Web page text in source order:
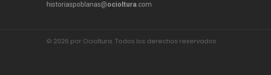
historiaspoblanas@ocioltura .com
© 2026 por Ocioltura. Todos los derechos reservados